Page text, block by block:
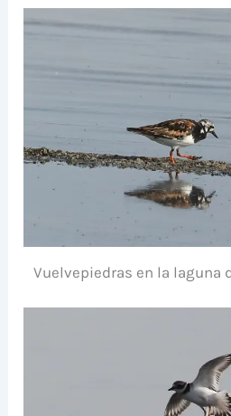
Vuelvepiedras en la laguna